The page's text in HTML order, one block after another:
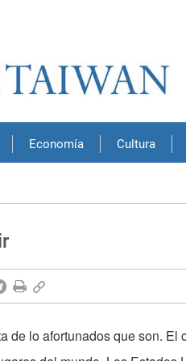
Economía Cultura
de lo afortunados que son. El